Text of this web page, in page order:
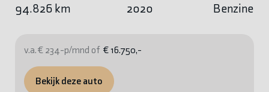
94.826 km 2020 Benzine
v.a. € 234-p/mnd of € 16.750,-
Bekijk deze auto